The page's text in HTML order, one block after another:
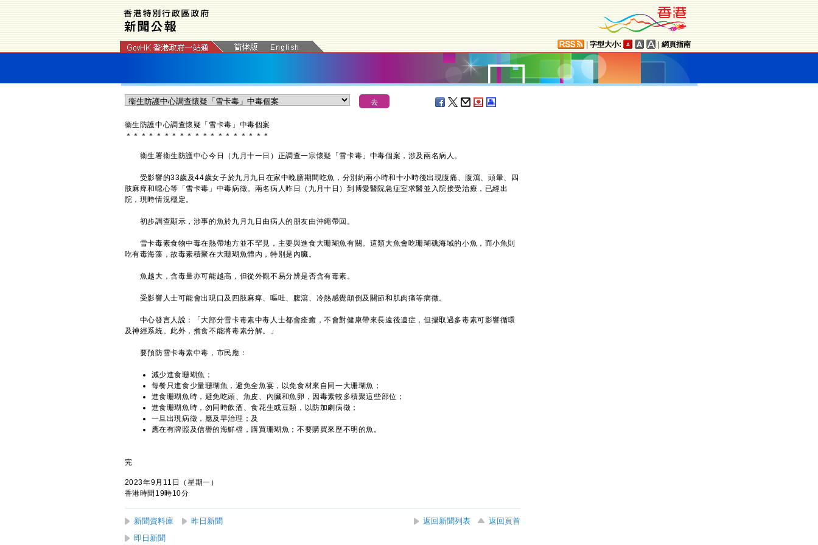
字型大小: 網頁指南
衞生防護中心調查懷疑「雪卡毒」中毒個案
＊ ＊ ＊ ＊ ＊ ＊ ＊ ＊ ＊ ＊ ＊ ＊ ＊ ＊ ＊ ＊ ＊ ＊ ＊
衞生署衞生防護中心今日（九月十一日）正調查一宗懷疑「雪卡毒」中毒個案，涉及兩名病人。
受影響的33歲及44歲女子於九月九日在家中晚膳期間吃魚，分別約兩小時和十小時後出現腹痛、腹瀉、頭暈、四
肢麻痺和噁心等「雪卡毒」中毒病徵。兩名病人昨日（九月十日）到博愛醫院急症室求醫並入院接受治療，已經出
院，現時情況穩定。
初步調查顯示，涉事的魚於九月九日由病人的朋友由沖繩帶回。
雪卡毒素食物中毒在熱帶地方並不罕見，主要與進食大珊瑚魚有關。這類大魚會吃珊瑚礁海域的小魚，而小魚則
吃有毒海藻，故毒素積聚在大珊瑚魚體內，特別是內臟。
魚越大，含毒量亦可能越高，但從外觀不易分辨是否含有毒素。
受影響人士可能會出現口及四肢麻痺、嘔吐、腹瀉、冷熱感覺顛倒及關節和肌肉痛等病徵。
中心發言人說：「大部分雪卡毒素中毒人士都會痊癒，不會對健康帶來長遠後遺症，但攝取過多毒素可影響循環
及神經系統。此外，煮食不能將毒素分解。」
要預防雪卡毒素中毒，市民應：
減少進食珊瑚魚；
每餐只進食少量珊瑚魚，避免全魚宴，以免食材來自同一大珊瑚魚；
進食珊瑚魚時，避免吃頭、魚皮、內臟和魚卵，因毒素較多積聚這些部位；
進食珊瑚魚時，勿同時飲酒、食花生或豆類，以防加劇病徵；
一旦出現病徵，應及早治理；及
應在有牌照及信譽的海鮮檔，購買珊瑚魚；不要購買來歷不明的魚。
完
2023年9月11日（星期一）
香港時間19時10分
新聞資料庫 昨日新聞 返回新聞列表
返回頁首
即日新聞